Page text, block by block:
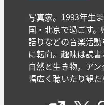
写真家。1993年生
国・北京で過ごす
語りなどの音楽活
に転向。趣味は読
自然と生き物。ア
幅広く聴いたり観た